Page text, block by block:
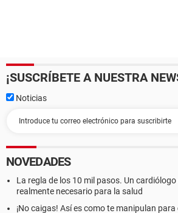
¡SUSCRÍBETE A NUESTRA
Noticias
NOVEDADES
La regla de los 10 mil pasos. Un cardiólogo
realmente necesario para la salud
¡No caigas! Así es como te manipulan